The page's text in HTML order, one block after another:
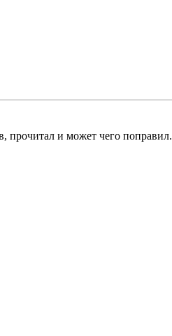
прочитал и может чего поправил.